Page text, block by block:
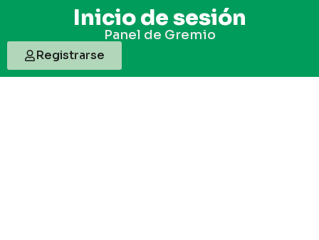
Inicio de sesión
Panel de Gremio
Registrarse